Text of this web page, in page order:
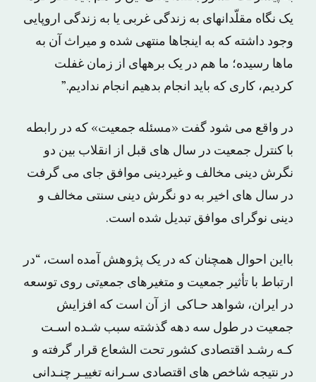
یک نگاه مقلّدانهاى به زندگى غربى یا به زندگى اروپایى
وجود داشته که به اینجاها منتهى شده و میراث آن به
ماها رسیده؛ ما هم در یک برههاى از زمان غفلت
کردیم، کارى که باید انجام بدهیم انجام ندادیم.”
در واقع می شود گفت «مسئله جمعیت» که در رابطه
با کنترل جمعیت در سال های قبل از انقلاب بین دو
نگرش دینی مخالف و غیردینی موافق جای می گرفت
در سال های اخیر به دو نگرش دینی سنتی مخالف و
دینی نوگرای موافق تبدیل شده است.
بااین احوال همچنان که در یک پژوهش آمده است، “ﺩﺭ
ﺍﺭﺗﺒﺎﻁ ﺑﺎ ﺗﺄﺛﻴﺮ ﺟﻤﻌﻴﺖ ﻭ ﻣﺘﻐﻴﺮﻫﺎی ﺟﻤﻌﻴتی ﺭﻭی ﺗﻮﺳﻌﻪ
ﺩﺭ ﺍﻳﺮﺍﻥ، ﺷﻮﺍﻫﺪ ﺣـﺎکی ﺍﺯ ﺁﻥ ﺍﺳﺖ ﻛﻪ ﺍﻓﺰﺍﻳﺶ
ﺟﻤﻌﻴﺖ ﺩﺭ ﻃﻮﻝ ﺳﻪ ﺩﻫﻪ ﮔﺬﺷﺘﻪ ﺳﺒﺐ ﺷـﺪﻩ ﺍﺳـﺖ
ﻛـﻪ ﺭﺷـﺪ ﺍﻗﺘﺼﺎﺩی کشور ﺗﺤﺖ ﺍﻟﺸﻌﺎﻉ ﻗﺮﺍﺭ ﮔﺮﻓﺘﻪ ﻭ
ﺩﺭ ﻧﺘﻴﺠﻪ ﺷﺎﺧﺺ ﻫﺎی ﺍﻗﺘﺼﺎﺩی ﺳـﺮﺍﻧﻪ ﺗﻐﻴﻴـﺮ ﭼﻨـﺪﺍنی